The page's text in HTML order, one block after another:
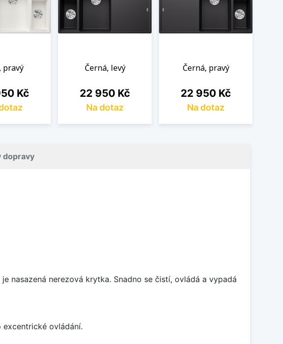
pravý
Kč
Černá, levý
Cena
22 950 Kč
Na dotaz
Černá, pravý
Cena
22 950 Kč
Na dotaz
dopravy
nasazená nerezová krytka. Snadno se čistí, ovládá a vypadá
ovládání.